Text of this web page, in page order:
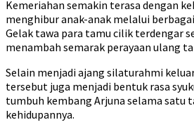
Kemeriahan semakin terasa dengan
menghibur anak-anak melalui
Gelak tawa para tamu cilik terdengar
menambah semarak perayaan ulang
Selain menjadi ajang silaturahmi
tersebut juga menjadi bentuk rasa
tumbuh kembang Arjuna selama satu
kehidupannya.